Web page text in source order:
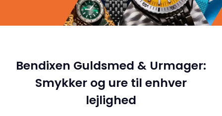
Bendixen Guldsmed & Urmager:
Smykker og ure til enhver
lejlighed